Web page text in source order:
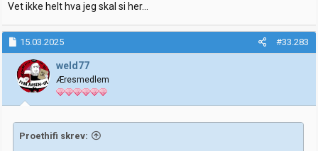
Vet ikke helt hva jeg skal si her…
15.03.2025 #33.283
weld77
Æresmedlem
Proethifi skrev: